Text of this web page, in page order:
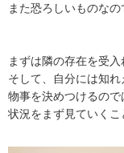
また恐ろしいものなの
まずは隣の存在を受入
そして、自分には知れ
物事を決めつけるの
状況をまず見ていくこ